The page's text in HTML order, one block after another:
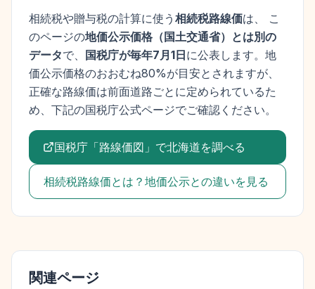
相続税や贈与税の計算に使う 相続税路線価は、 こ
のページの地価公示価格 （ 国土交通省）とは別の
データで、 国税庁が毎年7月1日に公表します。 地
価公示価格のおおむね80%が目安とされますが、
正確な路線価は前面道路ごとに定められているた
め、下記の国税庁公式ページでご確認ください。
国税庁「路線価図」で北海道を調べる
相続税路線価とは？地価公示との違いを見る
関連ページ